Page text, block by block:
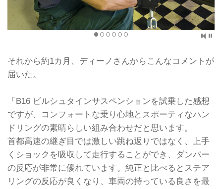
それから約1カ月、ディーノさんからこんなコメントが
届いた。
「B16 ビルシュタインサスペンションを試乗した感想
ですが、コンフォートな乗り心地とスポーティなハン
ドリングの素晴らしい組み合わせだと思います。
首都高速の継ぎ目では激しい跳ね返りではなく、上手
くショックを吸収して走行することができ、ダンパー
の反応が非常に優れています。純正と比べるとステア
リングの反応が良くなり、車両の持っている良さを最